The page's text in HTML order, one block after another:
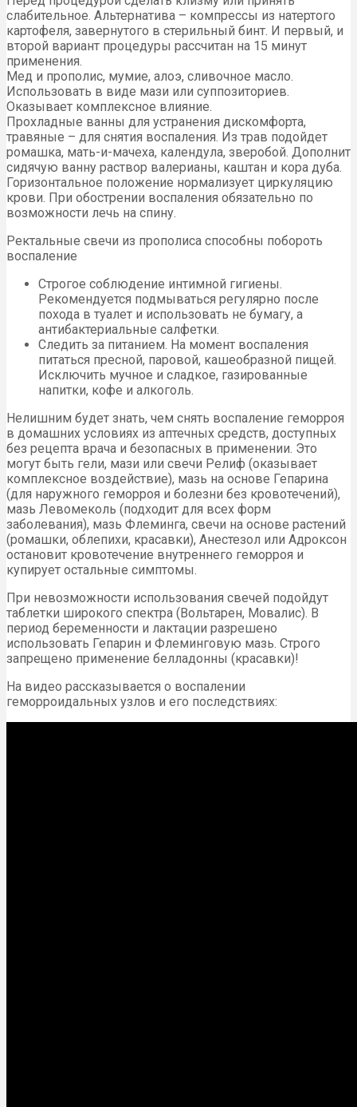
слабительное. Альтернатива – компрессы из натертого
картофеля, завернутого в стерильный бинт. И первый, и
второй вариант процедуры рассчитан на 15 минут
применения.
Мед и прополис, мумие, алоэ, сливочное масло.
Использовать в виде мази или суппозиториев.
Оказывает комплексное влияние.
Прохладные ванны для устранения дискомфорта,
травяные – для снятия воспаления. Из трав подойдет
ромашка, мать-и-мачеха, календула, зверобой. Дополнит
сидячую ванну раствор валерианы, каштан и кора дуба.
Горизонтальное положение нормализует циркуляцию
крови. При обострении воспаления обязательно по
возможности лечь на спину.
Ректальные свечи из прополиса способны побороть
воспаление
Строгое соблюдение интимной гигиены.
Рекомендуется подмываться регулярно после
похода в туалет и использовать не бумагу, а
антибактериальные салфетки.
Следить за питанием. На момент воспаления
питаться пресной, паровой, кашеобразной пищей.
Исключить мучное и сладкое, газированные
напитки, кофе и алкоголь.
Нелишним будет знать, чем снять воспаление геморроя
в домашних условиях из аптечных средств, доступных
без рецепта врача и безопасных в применении. Это
могут быть гели, мази или свечи Релиф (оказывает
комплексное воздействие), мазь на основе Гепарина
(для наружного геморроя и болезни без кровотечений),
мазь Левомеколь (подходит для всех форм
заболевания), мазь Флеминга, свечи на основе растений
(ромашки, облепихи, красавки), Анестезол или Адроксон
остановит кровотечение внутреннего геморроя и
купирует остальные симптомы.
При невозможности использования свечей подойдут
таблетки широкого спектра (Вольтарен, Мовалис). В
период беременности и лактации разрешено
использовать Гепарин и Флеминговую мазь. Строго
запрещено применение белладонны (красавки)!
На видео рассказывается о воспалении
геморроидальных узлов и его последствиях: